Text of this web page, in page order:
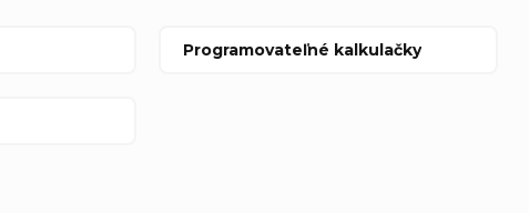
Programovateľné kalkulačky